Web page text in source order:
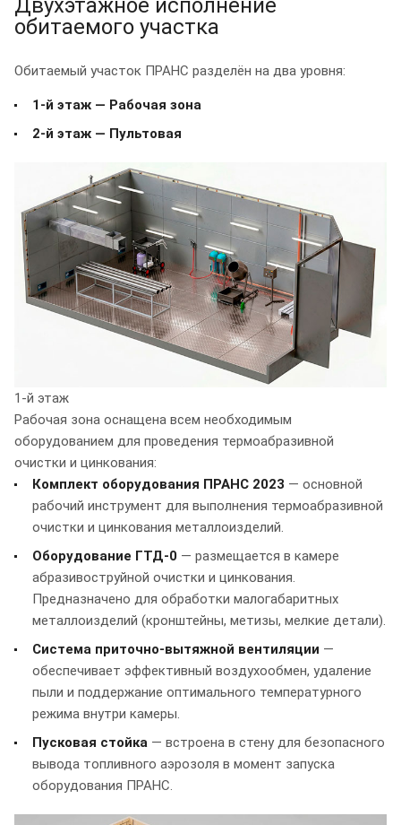
Двухэтажное исполнение
обитаемого участка
Обитаемый участок ПРАНС разделён на два уровня:
1-й этаж — Рабочая зона
2-й этаж — Пультовая
1-й этаж
Рабочая зона оснащена всем необходимым
оборудованием для проведения термоабразивной
очистки и цинкования:
Комплект оборудования ПРАНС 2023 — основной
рабочий инструмент для выполнения термоабразивной
очистки и цинкования металлоизделий.
Оборудование ГТД-0 — размещается в камере
абразивоструйной очистки и цинкования.
Предназначено для обработки малогабаритных
металлоизделий (кронштейны, метизы, мелкие детали).
Система приточно-вытяжной вентиляции —
обеспечивает эффективный воздухообмен, удаление
пыли и поддержание оптимального температурного
режима внутри камеры.
Пусковая стойка — встроена в стену для безопасного
вывода топливного аэрозоля в момент запуска
оборудования ПРАНС.